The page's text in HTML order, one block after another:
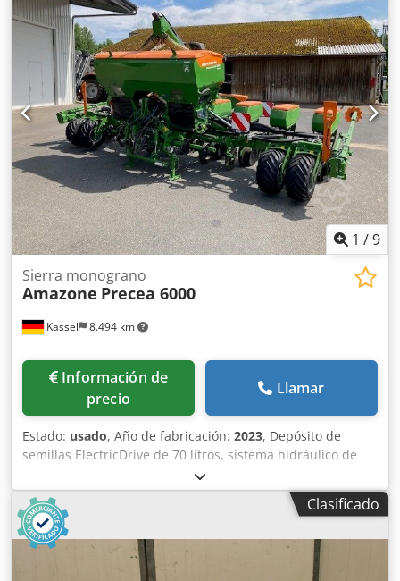
FTender, recorrido de transporte simple autónomo /
control de máquina ISOBUS. Dkedpfotp Hmrox Acher
1 /9
Kassel 8.494 km
Sierra monograno
Amazone Precea 6000
Información de
precio
Llamar
Estado: usado, Año de fabricación: 2023, Depósito de
semillas ElectricDrive de 70 litros, sistema hidráulico de
presión de reja, depósito trasero de fertilizante / 1250
litros, iluminación LED, terminal Twin 3.0, terminal ISObus
para tractor / Dksdpfst H Hmujx Achor
Clasificado